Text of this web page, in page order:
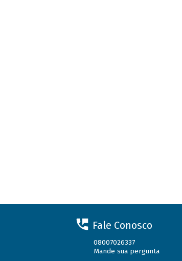
Fale Conosco
08007026337
Mande sua pergunta